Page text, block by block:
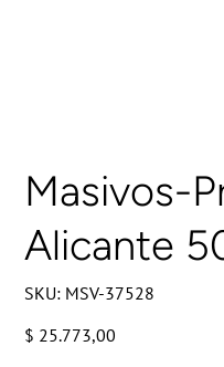
Masivos-
Alicante
SKU: SKU
MSV-
MSV-37528
Precio
$ 25.773,00